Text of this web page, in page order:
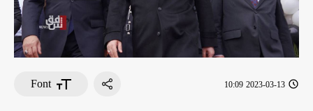
2023-03-13 10:09
Font